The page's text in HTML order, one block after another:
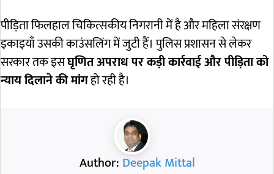
पीड़िता फिलहाल चिकित्सकीय निगरानी में है और महिला संरक्षण
इकाइयाँ उसकी काउंसलिंग में जुटी हैं। पुलिस प्रशासन से लेकर
सरकार तक इसघृणित अपराध पर कड़ी कार्रवाई और पीड़िता को
न्याय दिलाने की मांगहो रही है।
Author: Deepak Mittal